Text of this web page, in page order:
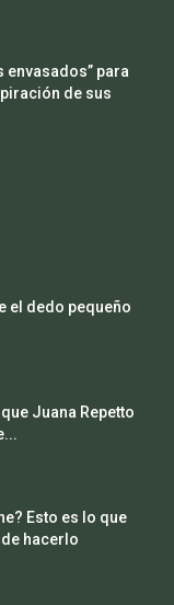
envasados” para
de sus
el dedo pequeño
Juana Repetto
Esto es lo que
hacerlo